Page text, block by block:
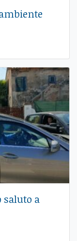
saluto a